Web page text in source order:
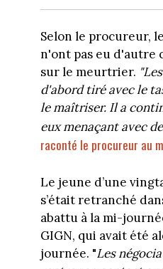
Selon le procureur,
n'ont pas eu d'autre
sur le meurtrier.
d'abord tiré avec le
le maîtriser. Il a
eux menaçant avec
raconté le procureur au
Le jeune d’une
s’était retranché
abattu à la mi-
GIGN, qui avait été
journée. "Les